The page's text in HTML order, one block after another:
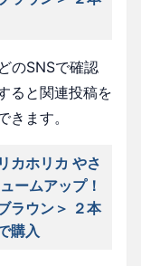
のSNSで確認
ると関連投稿を
ます。
カホリカ やさ
ームアップ！
ラウン＞ ２本
購入